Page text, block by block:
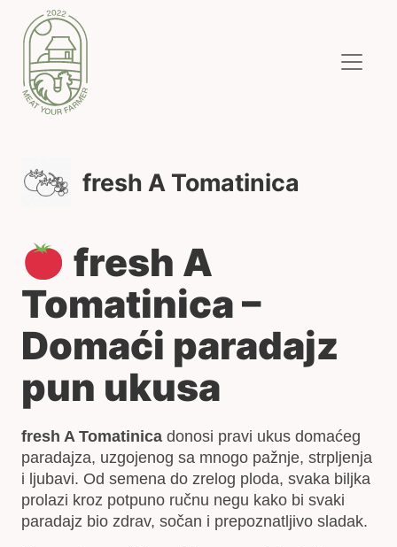
fresh A Tomatinica
fresh A
Tomatinica –
Domaći paradajz
pun ukusa
fresh A Tomatinica donosi pravi ukus domaćeg
paradajza, uzgojenog sa mnogo pažnje, strpljenja
i ljubavi. Od semena do zrelog ploda, svaka biljka
prolazi kroz potpuno ručnu negu kako bi svaki
paradajz bio zdrav, sočan i prepoznatljivo sladak.